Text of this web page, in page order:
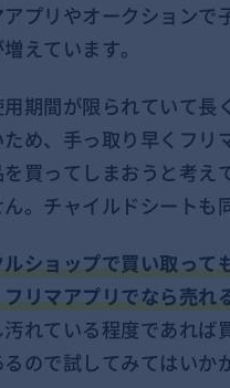
プリやオークションで
えています。
期間が限られていて長
め、手っ取り早くフリ
買ってしまおうと考え
。チャイルドシートも
ショップで買い取って
リマアプリでなら売れ
れている程度であれば
ので試してみてはいか